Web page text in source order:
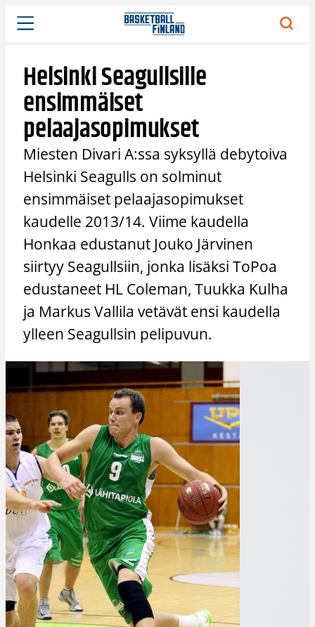
Siirry
sisältöön
Helsinki Seagullsille
ensimmäiset
pelaajasopimukset
Miesten Divari A:ssa syksyllä debytoiva
Helsinki Seagulls on solminut
ensimmäiset pelaajasopimukset
kaudelle 2013/14. Viime kaudella
Honkaa edustanut Jouko Järvinen
siirtyy Seagullsiin, jonka lisäksi ToPoa
edustaneet HL Coleman, Tuukka Kulha
ja Markus Vallila vetävät ensi kaudella
ylleen Seagullsin pelipuvun.